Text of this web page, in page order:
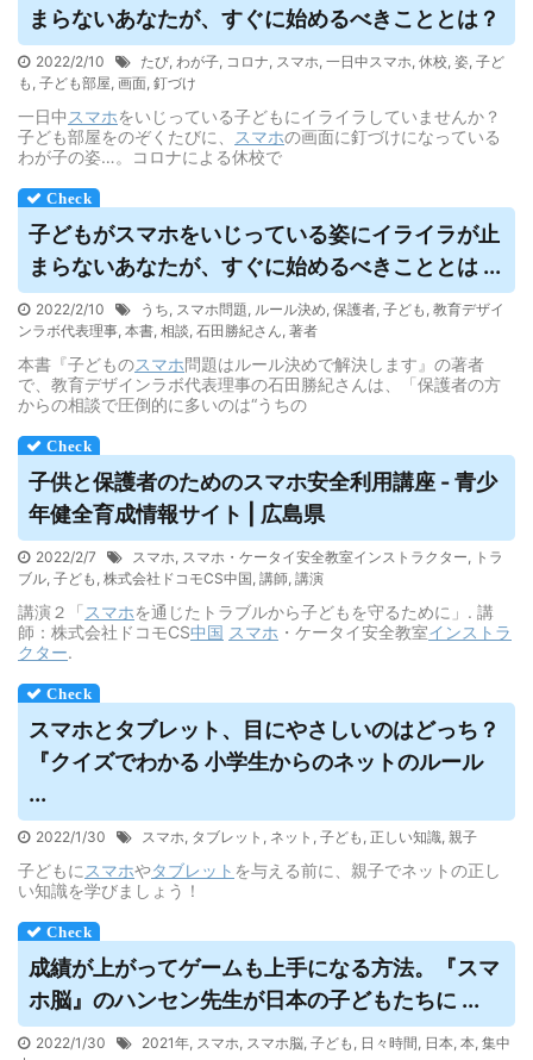
まらないあなたが、すぐに始めるべきこととは？
2022/2/10 たび, わが子, コロナ, スマホ, 一日中スマホ, 休校, 姿, 子ど
も , 子ども部屋, 画面, 釘づけ
一日中 スマホをいじっている子どもにイライラしていませんか？
子ども部屋をのぞくたびに、
スマホの画面に釘づけになっている
わが子の姿…。コロナによる休校で
子どもがスマホをいじっている姿にイライラが止
まらないあなたが、すぐに始めるべきこととは ...
2022/2/10 うち, スマホ問題, ルール決め, 保護者, 子ども , 教育デザイ
ンラボ代表理事, 本書, 相談, 石田勝紀さん, 著者
本書『子どものスマホ問題はルール決めで解決します』の著者
で、教育デザインラボ代表理事の石田勝紀さんは、「保護者の方
からの相談で圧倒的に多いのは“うちの
子供と保護者のためのスマホ安全利用講座 - 青少
年健全育成情報サイト | 広島県
2022/2/7 スマホ, スマホ・ケータイ安全教室インストラクター, トラ
ブル, 子ども , 株式会社ドコモCS中国, 講師, 講演
講演２「スマホを通じたトラブルから子どもを守るために」. 講
師：株式会社ドコモCS中国 スマホ ・ケータイ安全教室インストラ
クター.
スマホとタブレット、目にやさしいのはどっち？
『クイズでわかる 小学生からのネットのルール
...
2022/1/30 スマホ, タブレット , ネット , 子ども , 正しい知識, 親子
子どもに スマホやタブレット を与える前に、親子でネットの正し
い知識を学びましょう！
成績が上がってゲームも上手になる方法。『スマ
ホ脳』のハンセン先生が日本の子どもたちに ...
2022/1/30 2021年, スマホ, スマホ脳, 子ども , 日々時間, 日本, 本, 集中